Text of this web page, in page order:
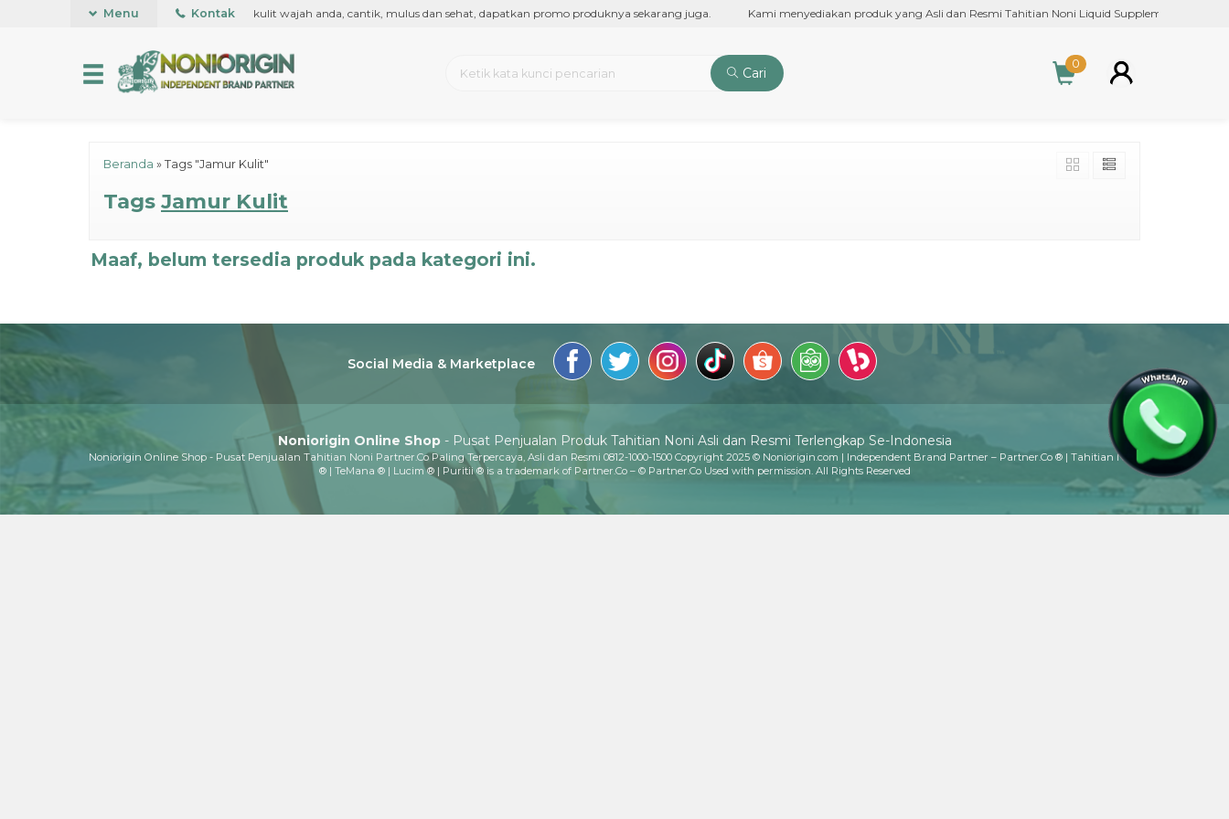
on pertama kali di dunia, untuk kesehatan kulit wajah anda, cantik, mulus dan sehat, dapatkan promo produknya sekarang juga. Kami menyediakan produk yang Asli dan Resmi Tahitian Noni Liquid Supplement, Tahitian
Menu Kontak
Cari
0
Beranda » Tags "Jamur Kulit"
Tags Jamur Kulit
Maaf, belum tersedia produk pada kategori ini.
Social Media & Marketplace
Noniorigin Online Shop - Pusat Penjualan Produk Tahitian Noni Asli dan Resmi Terlengkap Se-Indonesia
Noniorigin Online Shop - Pusat Penjualan Tahitian Noni Partner.Co Paling Terpercaya, Asli dan Resmi 0812-1000-1500 Copyright 2025 © Noniorigin.com | Independent Brand Partner – Partner.Co ® | Tahitian Noni
® | TeMana ® | Lucim ® | Puritii ® is a trademark of Partner.Co – © Partner.Co Used with permission. All Rights Reserved